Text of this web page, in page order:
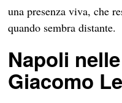
una presenza viva, che
quando sembra distante.
Napoli
Giacomo